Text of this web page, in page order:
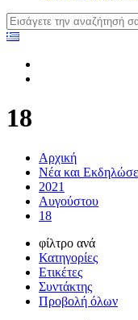
18
Αρχική
Νέα και
2021
Αυγούστου
18
φίλτρο ανά
Κατηγορίες
Ετικέτες
Συντάκτης
Προβολή όλων